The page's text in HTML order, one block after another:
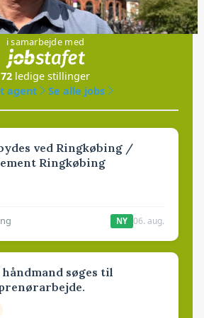
Jobs
i samarbejde med
72 ledige stillinger
agent
Se alle jobs
ved Ringkøbing /
Ringkøbing
NY 06. aug.
søges til